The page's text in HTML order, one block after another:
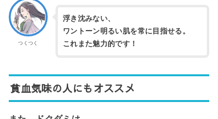
つくつく
浮き沈みない、
ワントーン明るい肌を常に目指せる。
これまた魅力的です！
貧血気味の人にもオススメ